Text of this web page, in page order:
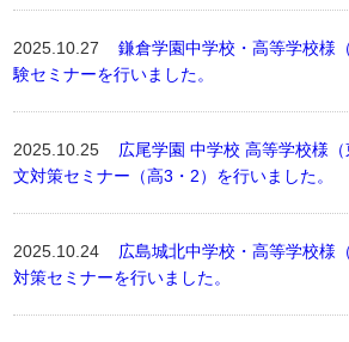
2025.10.27鎌倉学園中学校・高等学校様
験セミナーを行いました。
2025.10.25 広尾学園 中学校 高等学校様
文対策セミナー（高3・2）を行いました。
2025.10.24 広島城北中学校・高等学校様
対策セミナーを行いました。